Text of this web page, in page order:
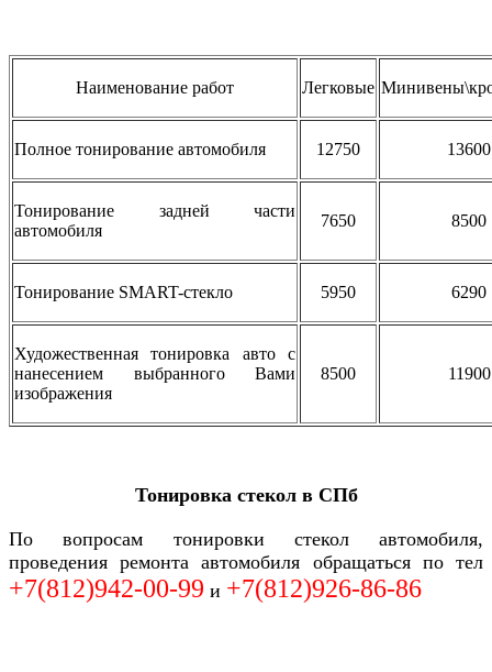
Наименование работ Легковые
Полное тонирование автомобиля 12750 13600
Тонирование задней части
автомобиля
7650 8500
Тонирование SMART-стекло 5950 6290
Художественная тонировка авто с
нанесением выбранного Вами
изображения
8500 11900
Тонировка стекол в СПб
По вопросам тонировки стекол автомобиля,
проведения ремонта автомобиля обращаться по тел
+7(812)942-00-99 и +7(812)926-86-86